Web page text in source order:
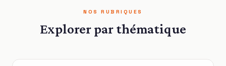
NOS RUBRIQUES
Explorer par thématique